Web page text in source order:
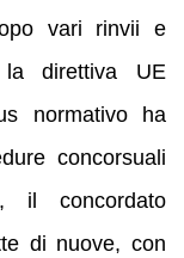
vari rinvii e
la direttiva UE
normativo ha
concorsuali
il concordato
di nuove, con